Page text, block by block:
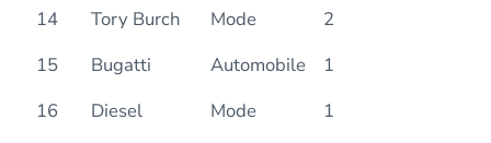
14 Tory Burch Mode
2
15
Bugatti Automobile
1
16
Diesel Mode
1